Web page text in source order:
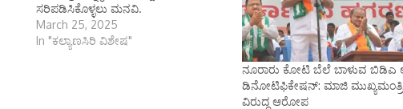
ಸರಿಪಡಿಸಿಕೊಳ್ಳಲು ಮನವಿ.
March 25, 2025
In "ಕಲ್ಯಾಣಸಿರಿ ವಿಶೇಷ"
ನೂರಾರು ಕೋಟಿ ಬೆಲೆ ಬಾಳುವ ಬಿಡಿಎ
ಡಿನೋಟಿಫಿಕೇಷನ್: ಮಾಜಿ
ವಿರುದ್ಧ ಆರೋಪ